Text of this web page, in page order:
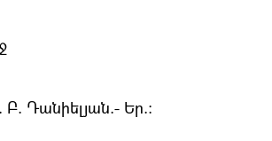
Դանիելյան.- Եր.։